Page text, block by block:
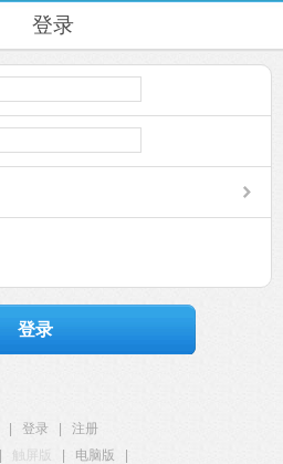
登录
登录
登录
注册
触屏版 电脑版